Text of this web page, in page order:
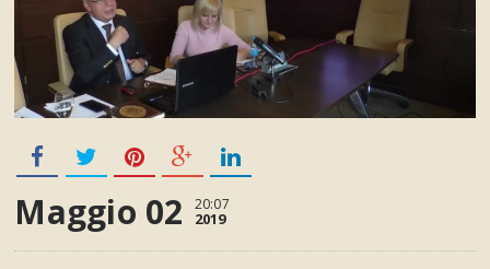
Maggio 02 20:07
2019